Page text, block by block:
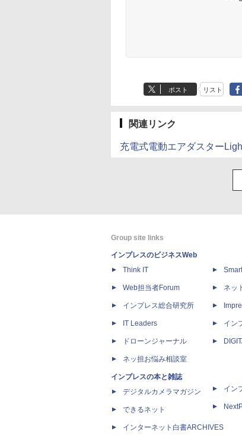
ポスト リスト
関連リンク
充電式電動エアダスター
Group site links
インプレスのビジネスWeb
Think IT
Web担当者Forum
インプレス総合研究所
IT Leaders
ドローンジャーナル
ネッ担お悩み相談室
インプレスの本と雑誌
デジタルカメラマガジン
できるネット
インターネット白書ARCHIVES
ネッ
イン
イン